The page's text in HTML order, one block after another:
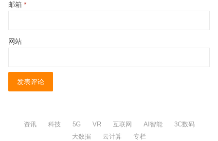
邮箱 *
网站
资讯 科技 5G VR 互联网 AI智能
3C数码
大数据
云计算 专栏